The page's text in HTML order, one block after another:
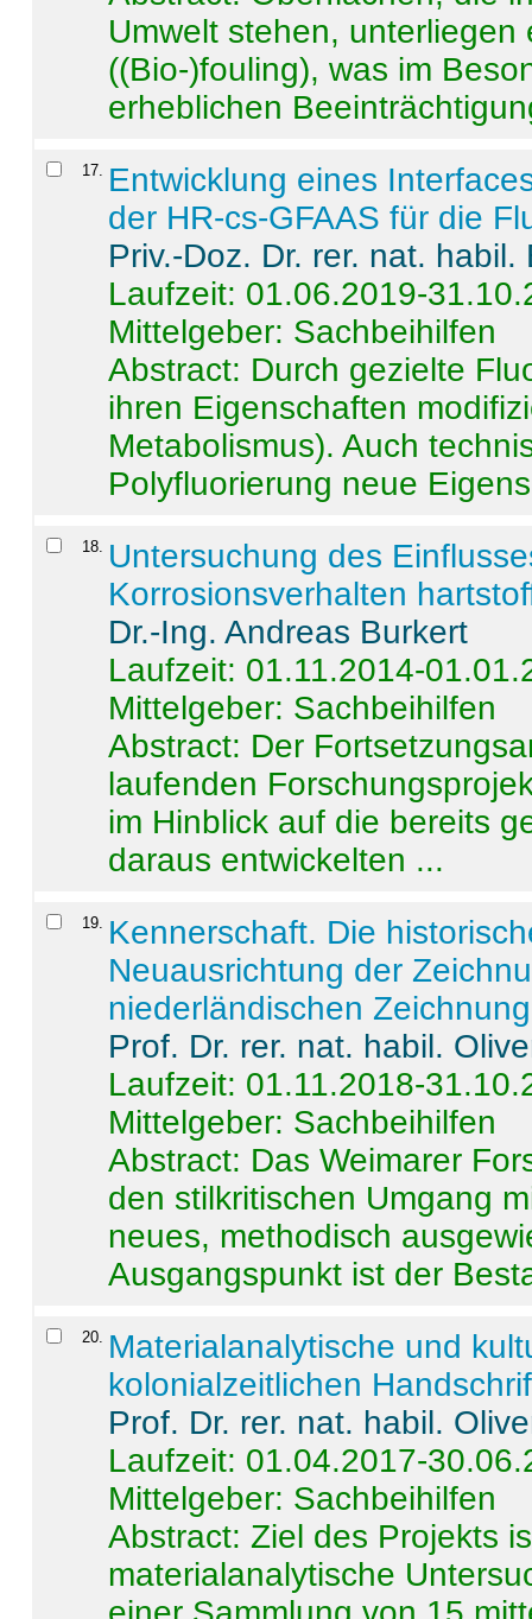
Umwelt stehen,
((Bio-)fouling), was im
erheblichen
17
Entwicklung eines
der HR-cs-GFAAS für die
Priv.-Doz. Dr. rer. nat.
Laufzeit: 01.06.2019-
Mittelgeber: Sachbeihilfen
Abstract: Durch gezielte
ihren Eigenschaften
Metabolismus). Auch
Polyfluorierung neue
18
Untersuchung des
Korrosionsverhalten
Dr.-Ing. Andreas Burkert
Laufzeit: 01.11.2014-
Mittelgeber: Sachbeihilfen
Abstract: Der
laufenden
im Hinblick auf die bereits
daraus entwickelten ...
19
Kennerschaft. Die
Neuausrichtung der
niederländischen
Prof. Dr. rer. nat. habil.
Laufzeit: 01.11.2018-
Mittelgeber: Sachbeihilfen
Abstract: Das Weimarer
den stilkritischen Umgang
neues, methodisch
Ausgangspunkt ist der
20
Materialanalytische und
kolonialzeitlichen
Prof. Dr. rer. nat. habil.
Laufzeit: 01.04.2017-
Mittelgeber: Sachbeihilfen
Abstract:Ziel des Projekts
materialanalytische